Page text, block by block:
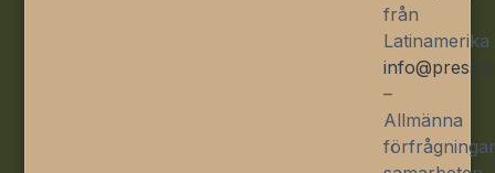
från
Latinamerika
–
Allmänna